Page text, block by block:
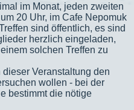
im Monat, jeden zweiten
20 Uhr, im Cafe Nepomuk
sind öffentlich, es sind
herzlich eingeladen,
solchen Treffen zu
Veranstaltung den
wollen - bei der
bestimmt die nötige